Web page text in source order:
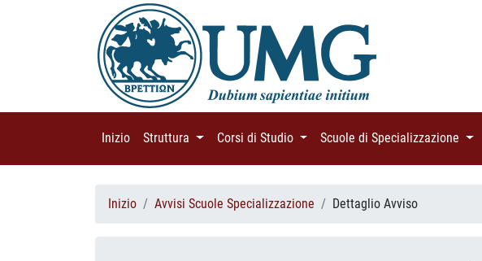
Inizio (current)
Struttura (current)Corsi di Studio (current)Scuole di Specializzazione
Inizio Avvisi Scuole Specializzazione Dettaglio Avviso